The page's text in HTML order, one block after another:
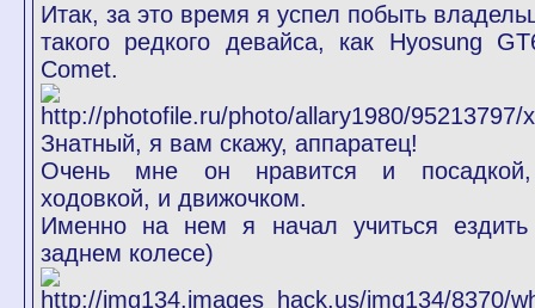
Итак, за это время я успел побыть
такого редкого девайса, как Hyosung
Comet.
Знатный, я вам скажу, аппаратец!
Очень мне он нравится и
ходовкой, и движочком.
Именно на нем я начал учиться
заднем колесе)